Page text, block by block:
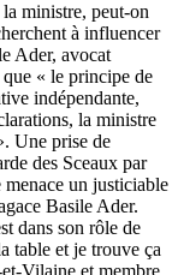
ministre, peut-on
à influencer
Ader, avocat
« le principe de
indépendante,
la ministre
Une prise de
des Sceaux par
un justiciable
Basile Ader.
dans son rôle de
table et je trouve ça